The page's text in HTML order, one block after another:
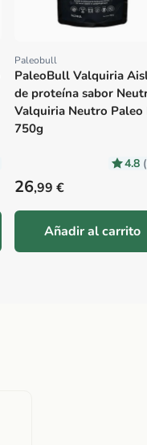
Proveedor:
Paleobull
PaleoBull Valquiria
de proteína sabor
Valquiria Neutro
750g
4.8
Precio habitual
26,99 €
Añadir al carrito